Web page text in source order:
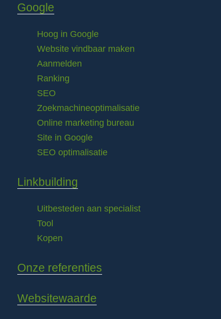
Google
Hoog in Google
Website vindbaar maken
Aanmelden
Ranking
SEO
Zoekmachineoptimalisatie
Online marketing bureau
Site in Google
SEO optimalisatie
Linkbuilding
Uitbesteden aan specialist
Tool
Kopen
Onze referenties
Websitewaarde